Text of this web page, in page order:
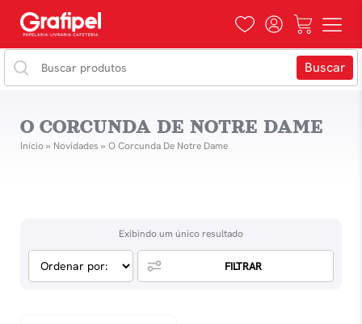
O CORCUNDA DE NOTRE DAME
Início» Novidades » O Corcunda De Notre Dame
Exibindo um único resultado
FILTRAR